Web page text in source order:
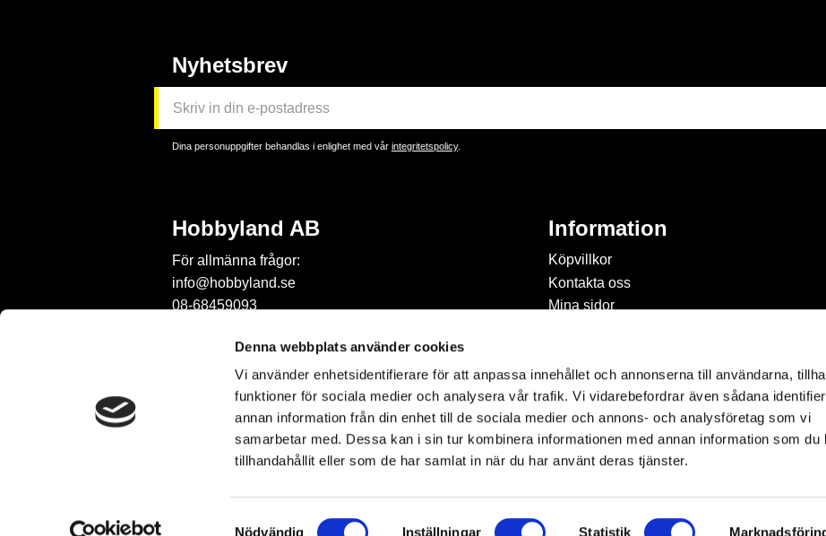
Denna webbplats använder cookies
Vi använder enhetsidentifierare för att anpassa innehållet och annonserna till användarna,
funktioner för sociala medier och analysera vår trafik. Vi vidarebefordrar även sådana
annan information från din enhet till de sociala medier och annons- och analysföretag som vi
samarbetar med. Dessa kan i sin tur kombinera informationen med annan information som du
tillhandahållit eller som de har samlat in när du har använt deras tjänster.
Nödvändig Inställningar Statistik
Nyhetsbrev
Dina personuppgifter behandlas i enlighet med vår integritetspolicy.
Hobbyland AB
För allmänna frågor:
info@hobbyland.se
08-68459093
order@hobbyland.se
08-68459093
vardagar mellan 9-11
Information
Köpvillkor
Kontakta oss
Mina sidor
cookies
Inspiration & Passion